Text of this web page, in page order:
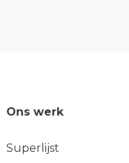
Ons werk
Superlijst